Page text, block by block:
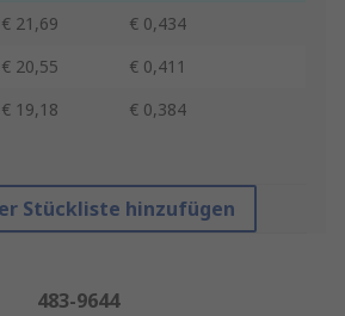
€ 21,69
€ 0,434
€ 20,55
€ 0,411
€ 19,18 € 0,384
Stückliste hinzufügen
483-9644